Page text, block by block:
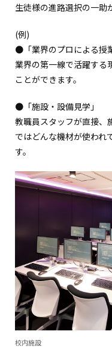
生徒様の進路選択の一助
(例)
●「業界のプロによる授
業界の第一線で活躍する
ことができます。
●「施設・設備見学」
教職員スタッフが直接、
ではどんな機材が使われ
す。
校内施設